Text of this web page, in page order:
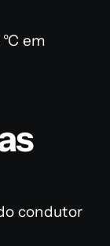
em
condutor